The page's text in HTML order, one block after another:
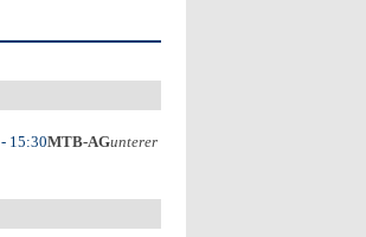
- 15:30MTB-AGunterer